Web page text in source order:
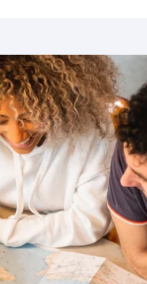
Estados
Bálticos